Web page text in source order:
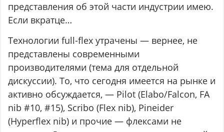
представления об этой части индустрии имею.
Если вкратце…
Технологии full-flex утрачены — вернее, не
представлены современными
производителями (тема для отдельной
дискуссии). То, что сегодня имеется на рынке и
активно обсуждается, — Pilot (Elabo/Falcon, FA
nib #10, #15), Scribo (Flex nib), Pineider
(Hyperflex nib) и прочие — флексами не